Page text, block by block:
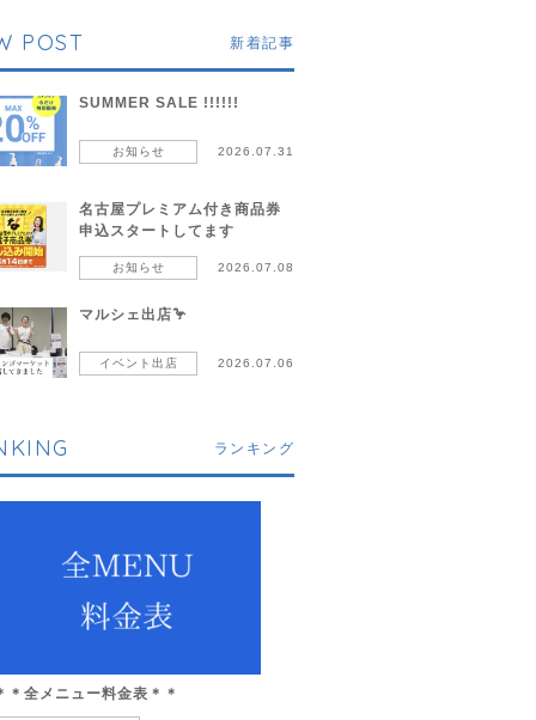
POST 新着記事
SUMMER SALE !!!!!!
お知らせ 2026.07.31
名古屋プレミアム付き商品券
申込スタートしてます
お知らせ 2026.07.08
マルシェ出店🦩
イベント出店 2026.07.06
ランキング
＊全メニュー料金表＊＊